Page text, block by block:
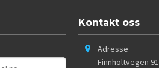
Kontakt oss
Adresse
Finnholtvegen 91